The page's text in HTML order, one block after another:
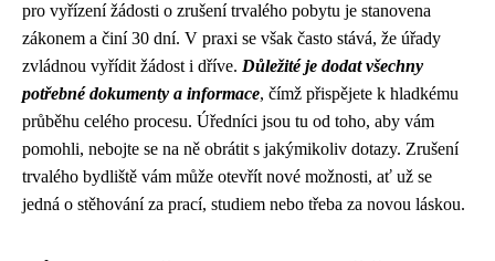
pro vyřízení žádosti o zrušení trvalého pobytu je stanovena
zákonem a činí 30 dní. V praxi se však často stává, že úřady
zvládnou vyřídit žádost i dříve. Důležité je dodat všechny
potřebné dokumenty a informace, čímž přispějete k hladkému
průběhu celého procesu. Úředníci jsou tu od toho, aby vám
pomohli, nebojte se na ně obrátit s jakýmikoliv dotazy. Zrušení
trvalého bydliště vám může otevřít nové možnosti, ať už se
jedná o stěhování za prací, studiem nebo třeba za novou láskou.